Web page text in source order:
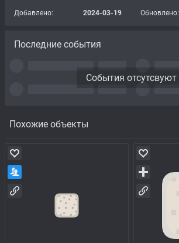
Похожие объекты
Добавлено: 2024-03-19 Обновлено:
Последние события
События отсутсвуют